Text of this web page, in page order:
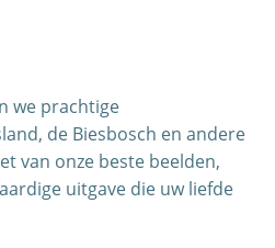
we prachtige
de Biesbosch en andere
van onze beste beelden,
uitgave die uw liefde